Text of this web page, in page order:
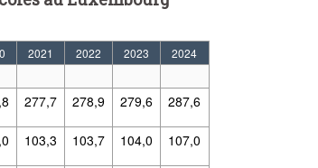
2021 2022 2023
2024
277,7 278,9 279,6 287,6
103,3 103,7 104,0 107,0